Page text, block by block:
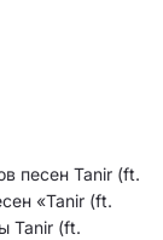
песен Tanir (ft.
«Tanir (ft.
Tanir (ft.